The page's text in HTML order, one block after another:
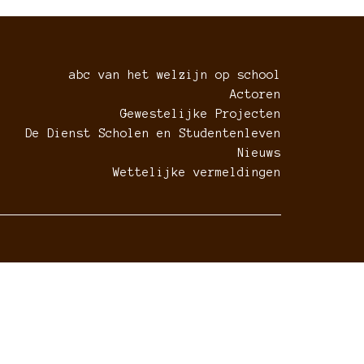
abc van het welzijn op school
Actoren
Gewestelijke Projecten
De Dienst Scholen en Studentenleven
Nieuws
Wettelijke vermeldingen